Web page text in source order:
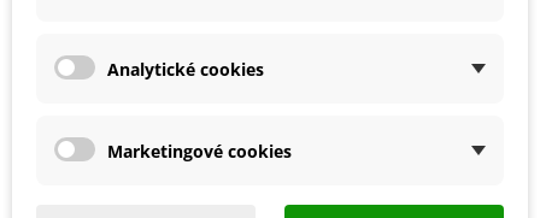
ks
Analytické cookies
Marketingové cookies